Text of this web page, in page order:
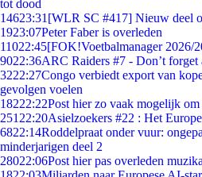
tot dood
14623:31 [WLR SC #417] Nieuw deel
1923:07Peter Faber is overleden
11022:45[FOK!Voetbalmanager 2026/
9022:36ARC Raiders #7 - Don’t
3222:27Congo verbiedt export van
gevolgen voelen
18222:22Post hier zo vaak mogelijk
251 22:20Asielzoekers #22 : Het
6822:14Roddelpraat onder vuur:
minderjarigen deel 2
28022:06Post hier pas overleden